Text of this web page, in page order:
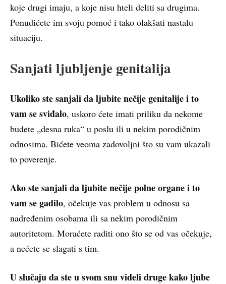
koje drugi imaju, a koje nisu hteli deliti sa drugima.
Ponudićete im svoju pomoć i tako olakšati nastalu
situaciju.
Sanjati ljubljenje genitalija
Ukoliko ste sanjali da ljubite nečije genitalije i to
vam se sviđalo, uskoro ćete imati priliku da nekome
budete „desna ruka“ u poslu ili u nekim porodičnim
odnosima. Bićete veoma zadovoljni što su vam ukazali
to poverenje.
Ako ste sanjali da ljubite nečije polne organe i to
vam se gadilo, očekuje vas problem u odnosu sa
nadređenim osobama ili sa nekim porodičnim
autoritetom. Moraćete raditi ono što se od vas očekuje,
a nećete se slagati s tim.
U slučaju da ste u svom snu videli druge kako ljube